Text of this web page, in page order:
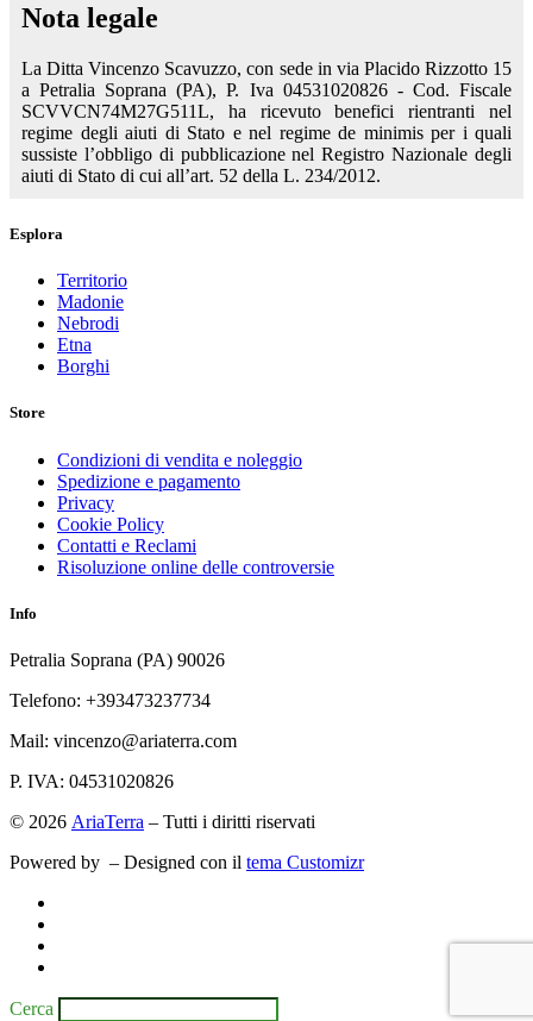
Nota legale
La Ditta Vincenzo Scavuzzo, con sede in via Placido Rizzotto 15
a Petralia Soprana (PA), P. Iva 04531020826 - Cod. Fiscale
SCVVCN74M27G511L, ha ricevuto benefici rientranti nel
regime degli aiuti di Stato e nel regime de minimis per i quali
sussiste l’obbligo di pubblicazione nel Registro Nazionale degli
aiuti di Stato di cui all’art. 52 della L. 234/2012.
Esplora
Territorio
Madonie
Nebrodi
Etna
Borghi
Store
Condizioni di vendita e noleggio
Spedizione e pagamento
Privacy
Cookie Policy
Contatti e Reclami
Risoluzione online delle controversie
Info
Petralia Soprana (PA) 90026
Telefono: +393473237734
Mail: vincenzo@ariaterra.com
P. IVA: 04531020826
© 2026 AriaTerra – Tutti i diritti riservati
Powered by – Designed con il tema Customizr
Cerca